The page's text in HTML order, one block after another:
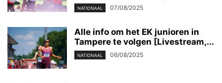
NATIONAAL 07/08/2025
Alle info om het EK junioren in
Tampere te volgen [Livestream,...
NATIONAAL 06/08/2025